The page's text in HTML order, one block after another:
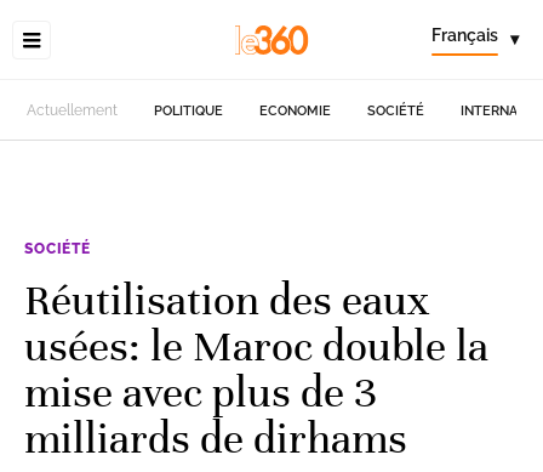
Français ▾
Actuellement POLITIQUE ECONOMIE SOCIÉTÉ
SOCIÉTÉ
Réutilisation des eaux
usées: le Maroc double la
mise avec plus de 3
milliards de dirhams